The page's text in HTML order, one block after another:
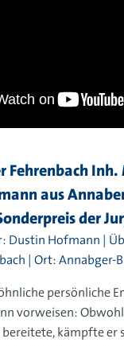
Fehrenbach
aus
der
Dustin Hofmann |
| Ort: Annabger-
persönliche
vorweisen:
kämpfte er